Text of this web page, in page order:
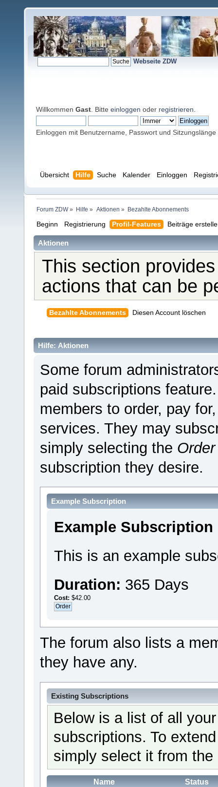
Webseite ZDW
Willkommen Gast . Bitte einloggen oder registrieren
Einloggen mit Benutzername, Passwort und Sitzungslänge
Übersicht Hilfe Suche Kalender Einloggen
Forum ZDW» Hilfe » Aktionen » Bezahlte Abonnements
Beginn Registrierung Profil-Features Beiträge
Aktionen
This section
actions that can be
Bezahlte Abonnements Diesen Account löschen
Hilfe: Aktionen
Some forum
paid subscriptions
members to order, pay
services. They may
simply selecting the Order
subscription they desire.
Example Subscription
Example Subscription
This is an example
Duration: 365 Days
Cost: $42.00
The forum also lists a
they have any.
Existing Subscriptions
Below is a list of all
subscriptions. To
simply select it from
Name Status